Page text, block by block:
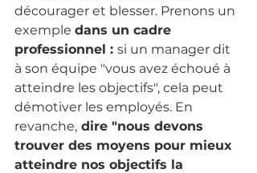
décourager et blesser. Prenons un
exemple dans un cadre
professionnel : si un manager dit
à son équipe "vous avez échoué à
atteindre les objectifs", cela peut
démotiver les employés. En
revanche, dire "nous devons
trouver des moyens pour mieux
atteindre nos objectifs la